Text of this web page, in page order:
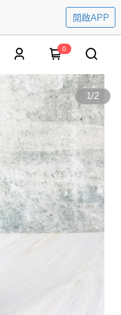
開啟APP
0
1/2